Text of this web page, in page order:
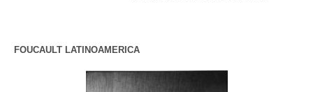
FOUCAULT LATINOAMERICA